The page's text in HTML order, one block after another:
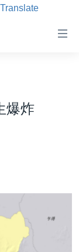
Translate
爆炸